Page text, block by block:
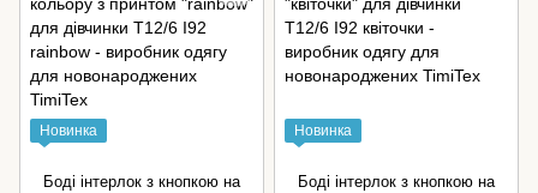
Новинка
Боді інтерлок з кнопкою на
Новинка
Боді інтерлок з кнопкою на